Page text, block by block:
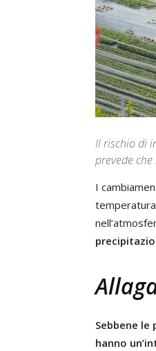
Il rischio di
prevede
I
Sebbene
hanno